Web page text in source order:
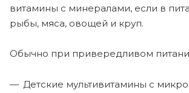
витамины с минералами, если в
рыбы, мяса, овощей и круп.
Обычно при привередливом
Детские мультивитамины с